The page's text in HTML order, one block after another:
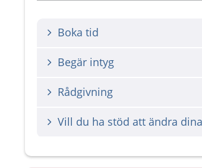
Boka tid
Begär intyg
Rådgivning